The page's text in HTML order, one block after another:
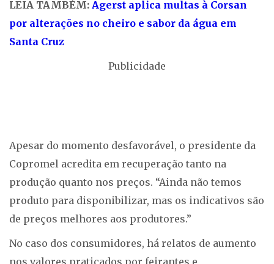
LEIA TAMBÉM: Agerst aplica multas à Corsan
por alterações no cheiro e sabor da água em
Santa Cruz
Publicidade
Apesar do momento desfavorável, o presidente da
Copromel acredita em recuperação tanto na
produção quanto nos preços. “Ainda não temos
produto para disponibilizar, mas os indicativos são
de preços melhores aos produtores.”
No caso dos consumidores, há relatos de aumento